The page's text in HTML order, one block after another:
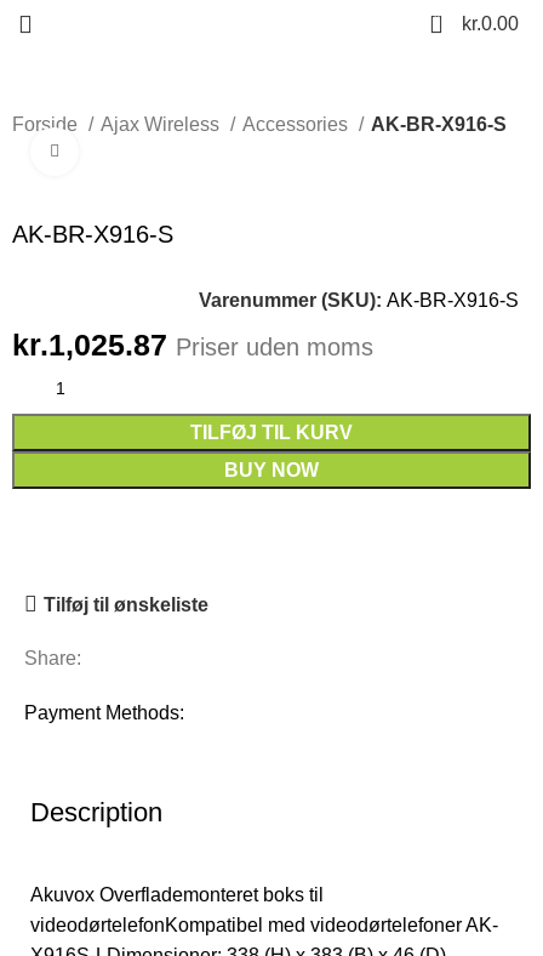
0 kr.0.00
Forside Ajax Wireless Accessories AK-BR-X916-S
AK-BR-X916-S
Varenummer (SKU): AK-BR-X916-S
kr.1,025.87 Priser uden moms
TILFØJ TIL KURV
BUY NOW
Tilføj til ønskeliste
Share:
Payment Methods:
Description
Akuvox Overflademonteret boks til
videodørtelefonKompatibel med videodørtelefoner AK-